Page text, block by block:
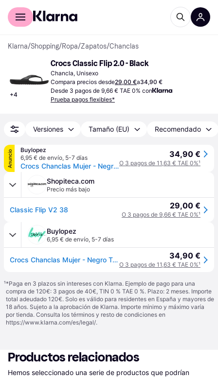
Comprar con Klarna
Klarna/Shopping/Ropa/Zapatos/Chanclas
+4
Crocs Classic Flip 2.0 - Black
Chancla, Unisexo
Compara precios desde29,00 €a34,90 €
Desde 3 pagos de 9,66 € TAE 0% con
Prueba pagos flexibles*
Versiones Tamaño (EU) Recomendado
Anuncio
Buylopez
6,95 € de envío, 5-7 días
Crocs Chanclas Mujer - Negro Talla 9
34,90 €
O 3 pagos de 11,63 € TAE 0%¹
Shopiteca.com
Precio más bajo
Classic Flip V2 38 29,00 €
O 3 pagos de 9,66 € TAE 0%¹
Buylopez
6,95 € de envío, 5-7 días
Crocs Chanclas Mujer - Negro Talla 9 34,90 €
O 3 pagos de 11,63 € TAE 0%¹
¹*Paga en 3 plazos sin intereses con Klarna. Ejemplo de pago para una
compra de 120€: 3 pagos de 40€, TIN 0 % TAE 0 %. Plazo: 2 meses. Importe
total adeudado 120€. Solo es válido para residentes en España y mayores de
18 años. Sujeto a la aprobación de Klarna. Importe mínimo y máximo varía
por tienda. Consulta los términos y resto de condiciones en
https://www.klarna.com/es/legal/.
Productos relacionados
Hemos seleccionado una serie de productos que podrían